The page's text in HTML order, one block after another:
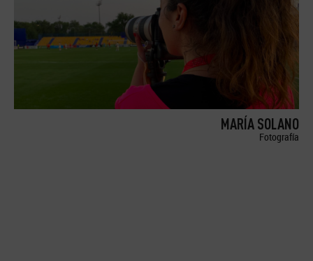
MARÍA SOLANO
Fotografía